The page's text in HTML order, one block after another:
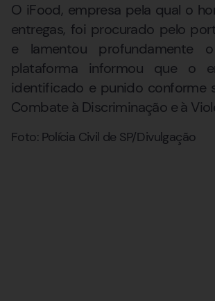
O iFood, empresa pela qual o
entregas, foi procurado pelo
e lamentou profundamente
plataforma informou que o
identificado e punido conforme
Combate à Discriminação e à
Foto: Polícia Civil de SP/Divulgação